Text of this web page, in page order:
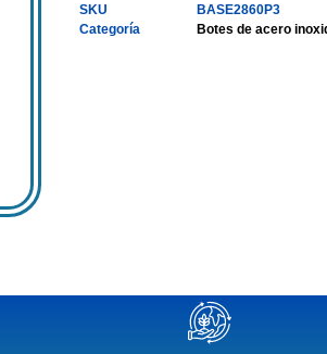
SKU
BASE2860P3
Categoría
Botes de acero